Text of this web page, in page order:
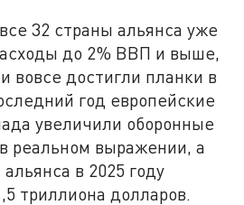
32 страны альянса уже
до 2% ВВП и выше,
вовсе достигли планки в
год европейские
увеличили оборонные
реальном выражении, а
в 2025 году
триллиона долларов.